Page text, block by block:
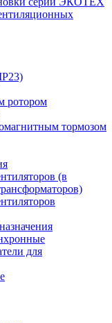
ротором
тормозом
(в
для